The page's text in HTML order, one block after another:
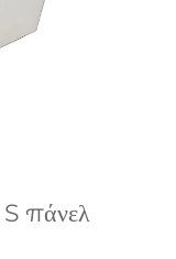
S πάνελ